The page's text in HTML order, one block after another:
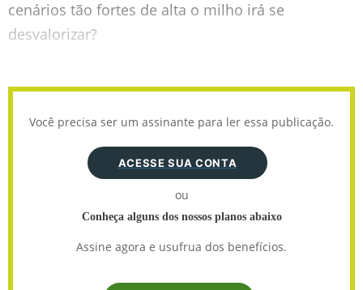
cenários tão fortes de alta o milho irá se
desvalorizar?
Você precisa ser um assinante para ler essa publicação.
ACESSE SUA CONTA
ou
Conheça alguns dos nossos planos abaixo
Assine agora e usufrua dos benefícios.